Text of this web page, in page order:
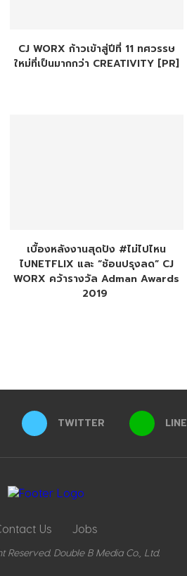
CJ WORX ก้าวเข้าสู่ปีที่ 11 ทศวรรษ
ใหม่ที่เป็นมากกว่า CREATIVITY [PR]
เบื้องหลังงานสุดปัง #ไม่ไปไหน
ไปNETFLIX และ “ช้อนปรุงลด” CJ
WORX คว้ารางวัล Adman Awards
2019
TWITTER LINE
Us Jobs
Reserved. Double B Media Co., Ltd.